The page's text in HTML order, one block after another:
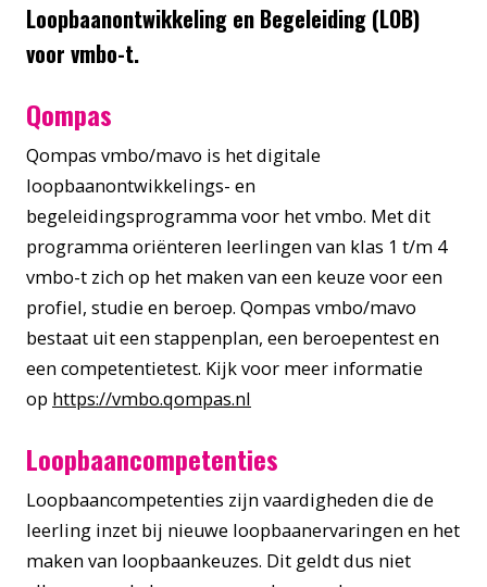
Loopbaanontwikkeling en Begeleiding (LOB)
voor vmbo-t.
Qompas
Qompas vmbo/mavo is het digitale
loopbaanontwikkelings- en
begeleidingsprogramma voor het vmbo. Met dit
programma oriënteren leerlingen van klas 1 t/m 4
vmbo-t zich op het maken van een keuze voor een
profiel, studie en beroep. Qompas vmbo/mavo
bestaat uit een stappenplan, een beroepentest en
een competentietest. Kijk voor meer informatie
op https://vmbo.qompas.nl
Loopbaancompetenties
Loopbaancompetenties zijn vaardigheden die de
leerling inzet bij nieuwe loopbaanervaringen en het
maken van loopbaankeuzes. Dit geldt dus niet